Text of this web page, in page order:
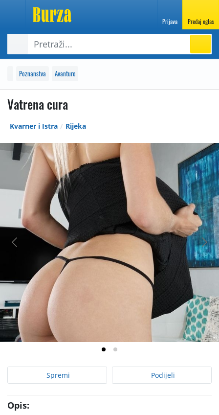
Prijava Predaj oglas
Poznanstva Avanture
Vatrena cura
Kvarner i Istra Rijeka
Spremi Podijeli
Opis: